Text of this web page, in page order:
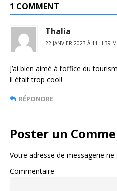
1 COMMENT
Thalia
22 JANVIER 2023 À 11 H 39
J’ai bien aimé à l’office du
il était trop cool!
RÉPONDRE
Poster un
Votre adresse de messagerie ne
Commentaire